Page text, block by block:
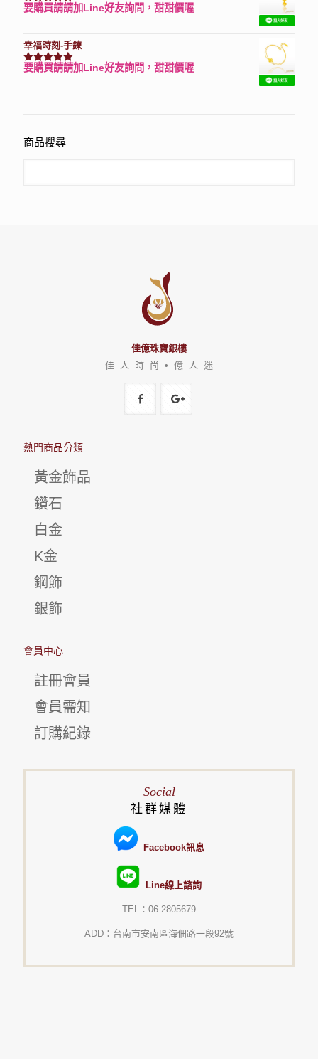
評分7740滿分 5
要購買請請加Line好友詢問，甜甜價喔
幸福時刻-手鍊
評分3150滿分 5
要購買請請加Line好友詢問，甜甜價喔
商品搜尋
佳億珠寶銀樓
佳 人 時 尚 • 億 人 迷
熱門商品分類
黃金飾品
鑽石
白金
K金
鋼飾
銀飾
會員中心
註冊會員
會員需知
訂購紀錄
Social
社群媒體
Facebook訊息
Line線上諮詢
TEL：06-2805679
ADD：台南市安南區海佃路一段92號